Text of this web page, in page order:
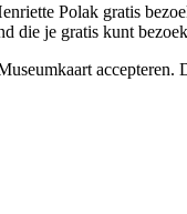
Polak gratis
die je gratis kunt
accepteren.